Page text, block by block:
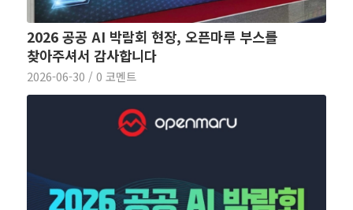
2026 공공 AI 박람회 현장, 오픈마루 부스를
찾아주셔서 감사합니다
2026-06-30 / 0 코멘트